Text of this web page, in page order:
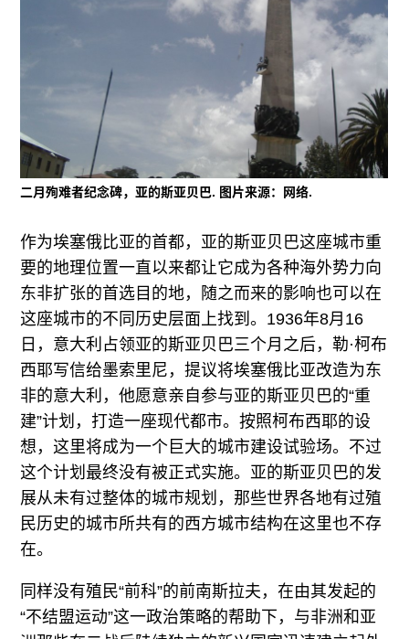
二月殉难者纪念碑，亚的斯亚贝巴. 图片来源：网络.
作为埃塞俄比亚的首都，亚的斯亚贝巴这座城市重
要的地理位置一直以来都让它成为各种海外势力向
东非扩张的首选目的地，随之而来的影响也可以在
这座城市的不同历史层面上找到。1936年8月16
日，意大利占领亚的斯亚贝巴三个月之后，勒·柯布
西耶写信给墨索里尼，提议将埃塞俄比亚改造为东
非的意大利，他愿意亲自参与亚的斯亚贝巴的“重
建”计划，打造一座现代都市。按照柯布西耶的设
想，这里将成为一个巨大的城市建设试验场。不过
这个计划最终没有被正式实施。亚的斯亚贝巴的发
展从未有过整体的城市规划，那些世界各地有过殖
民历史的城市所共有的西方城市结构在这里也不存
在。
同样没有殖民“前科”的前南斯拉夫，在由其发起的
“不结盟运动”这一政治策略的帮助下，与非洲和亚